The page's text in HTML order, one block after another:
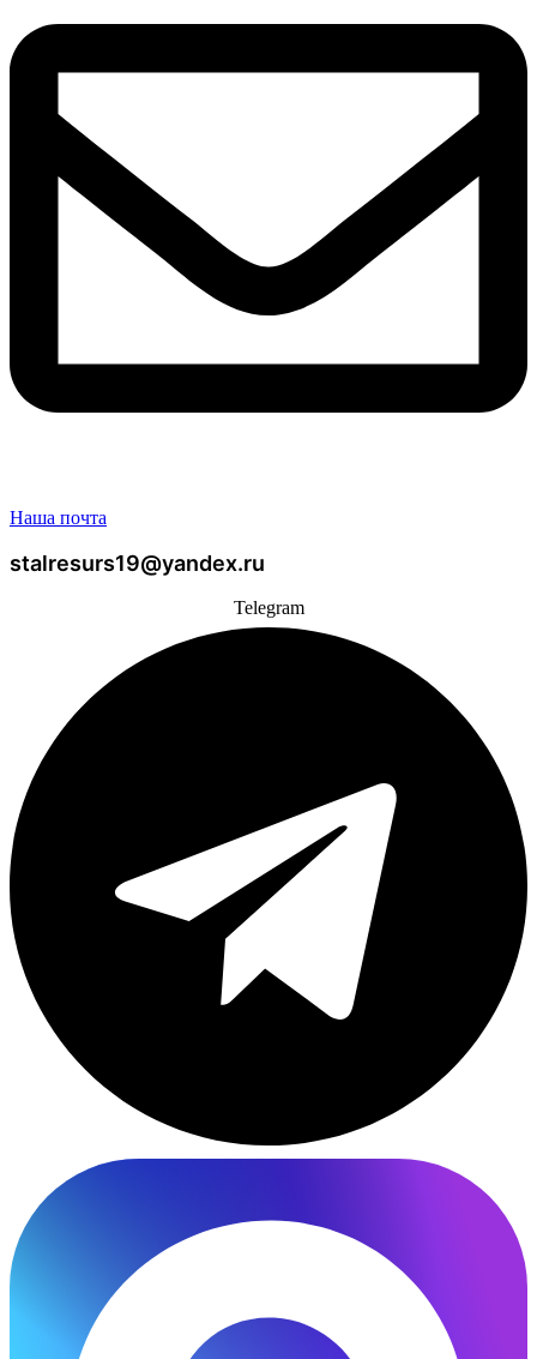
Наша почта
stalresurs19@yandex.ru
Telegram